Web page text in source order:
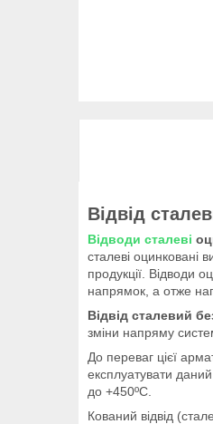
Відвід
Відводи сталеві
сталеві оцинковані
продукції. Відводи
напрямок, а отже
Відвід сталевий
зміни напряму
До переваг цієї
експлуатувати
до +450ºC.
Кований відвід